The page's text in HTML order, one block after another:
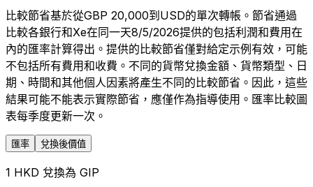
比較節省基於從GBP 20,000到USD的單次轉帳。節省通過
比較各銀行和Xe在同一天8/5/2026提供的包括利潤和費用在
內的匯率計算得出。提供的比較節省僅對給定示例有效，可能
不包括所有費用和收費。不同的貨幣兌換金額、貨幣類型、日
期、時間和其他個人因素將產生不同的比較節省。因此，這些
結果可能不能表示實際節省，應僅作為指導使用。匯率比較圖
表每季度更新一次。
匯率 兌換後價值
1 HKD 兌換為 GIP